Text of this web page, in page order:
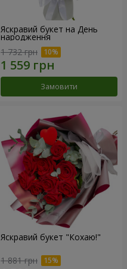
Яскравий букет на День
народження
1 732 грн
Замовити
Яскравий букет "Кохаю!"
1 881 грн